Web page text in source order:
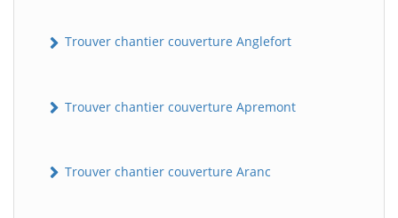
Trouver chantier couverture Anglefort
Trouver chantier couverture Apremont
Trouver chantier couverture Aranc